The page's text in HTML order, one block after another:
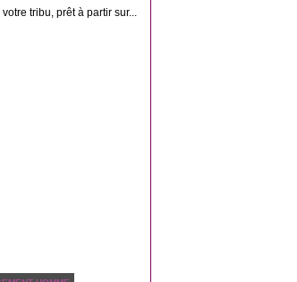
tribu, prêt à partir sur...